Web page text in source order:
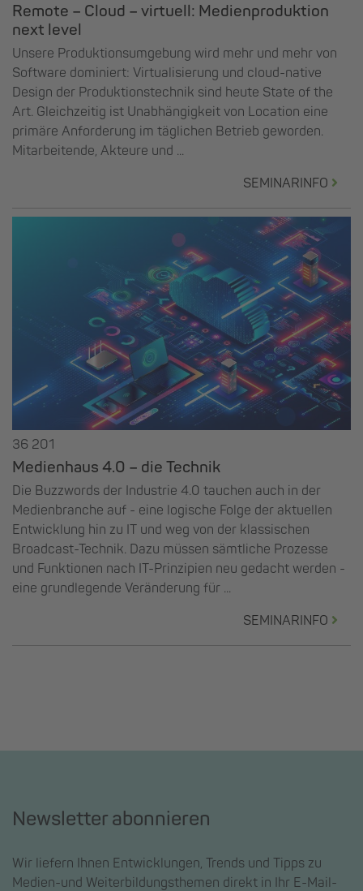
Remote – Cloud – virtuell: Medienproduktion
next level
Unsere Produktionsumgebung wird mehr und mehr von
Software dominiert: Virtualisierung und cloud-native
Design der Produktionstechnik sind heute State of the
Art. Gleichzeitig ist Unabhängigkeit von Location eine
primäre Anforderung im täglichen Betrieb geworden.
Mitarbeitende, Akteure und ...
SEMINARINFO
36 201
Medienhaus 4.0 – die Technik
Die Buzzwords der Industrie 4.0 tauchen auch in der
Medienbranche auf - eine logische Folge der aktuellen
Entwicklung hin zu IT und weg von der klassischen
Broadcast-Technik. Dazu müssen sämtliche Prozesse
und Funktionen nach IT-Prinzipien neu gedacht werden -
eine grundlegende Veränderung für ...
SEMINARINFO
Newsletter abonnieren
Wir liefern Ihnen Entwicklungen, Trends und Tipps zu
Medien-und Weiterbildungsthemen direkt in Ihr E-Mail-